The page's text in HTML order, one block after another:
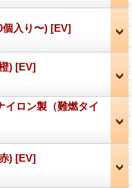
個入り〜) [EV]
) [EV]
イロン製（難燃タイ
) [EV]